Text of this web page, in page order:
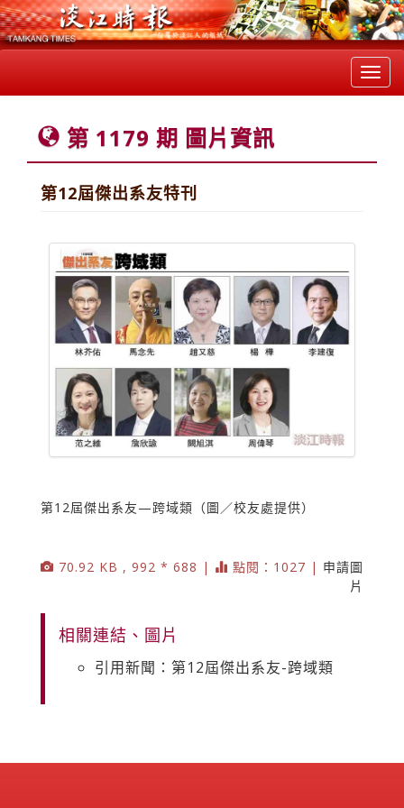
第 1179 期 圖片資訊
第12屆傑出系友特刊
第12屆傑出系友—跨域類（圖／校友處提供）
70.92 KB , 992 * 688 | 點閱：1027 | 申請圖
片
相關連結、圖片
引用新聞：第12屆傑出系友-跨域類